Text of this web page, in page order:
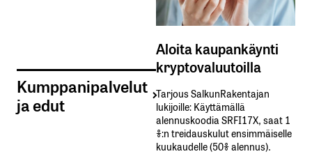
Kumppanipalvelut
ja edut
Aloita kaupankäynti
kryptovaluutoilla
Tarjous SalkunRakentajan
lukijoille: Käyttämällä​ ​
alennuskoodia​ ​SRFI17X,​ ​saat​ ​1
%:n treidauskulut​ ​ensimmäiselle​ ​
kuukaudelle​ ​(50%​ ​alennus).